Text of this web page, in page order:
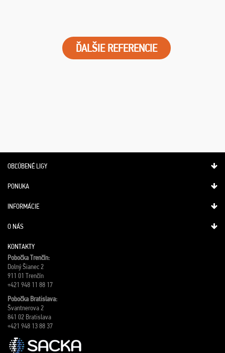
ĎALŠIE REFERENCIE
OBĽÚBENÉ LIGY
PONUKA
INFORMÁCIE
O NÁS
KONTAKTY
Pobočka Trenčín:
Dolný Šianec 2
911 01 Trenčín
+421 948 11 88 17
Pobočka Bratislava:
Švantnerova 2
841 02 Bratislava
+421 948 13 88 37